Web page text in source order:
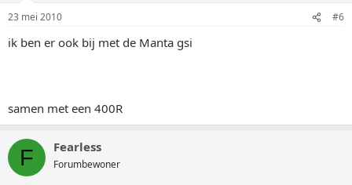
23 mei 2010 #6
ik ben er ook bij met de Manta gsi
samen met een 400R
F Fearless
Forumbewoner